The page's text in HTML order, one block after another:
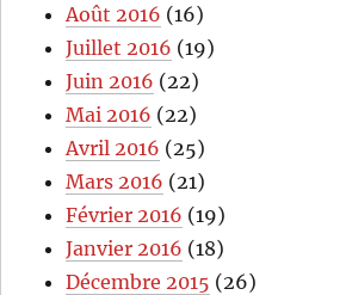
Août 2016 (16)
Juillet 2016 (19)
Juin 2016 (22)
Mai 2016 (22)
Avril 2016 (25)
Mars 2016 (21)
Février 2016 (19)
Janvier 2016 (18)
Décembre 2015 (26)